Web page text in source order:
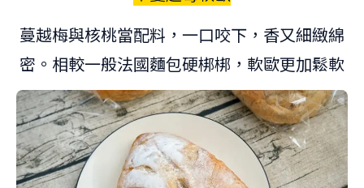
蔓越梅與核桃當配料，一口咬下，香又細緻綿
密。相較一般法國麵包硬梆梆，軟歐更加鬆軟